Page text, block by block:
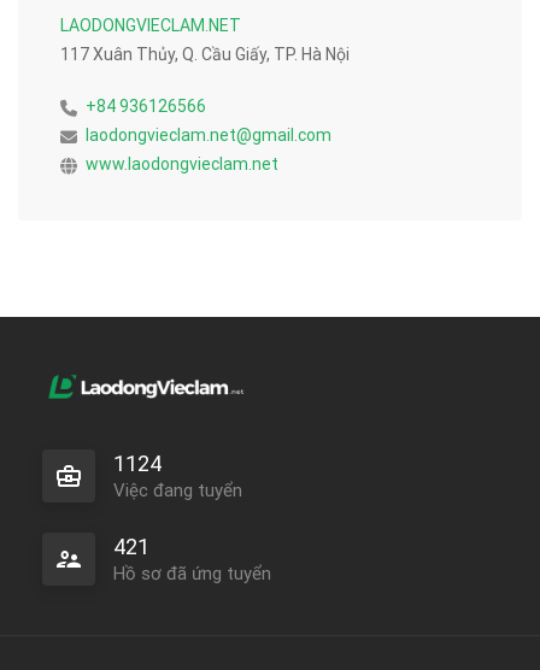
LAODONGVIECLAM.NET
117 Xuân Thủy, Q. Cầu Giấy, TP. Hà Nội
+84 936126566
laodongvieclam.net@gmail.com
www.laodongvieclam.net
1124
Việc đang tuyển
421
Hồ sơ đã ứng tuyển